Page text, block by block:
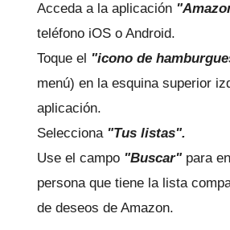
Acceda a la aplicación
teléfono iOS o Android.
Toque el "icono de
menú) en la esquina superior
aplicación.
Selecciona "Tus listas".
Use el campo "Buscar" para
persona que tiene la lista
de deseos de Amazon.